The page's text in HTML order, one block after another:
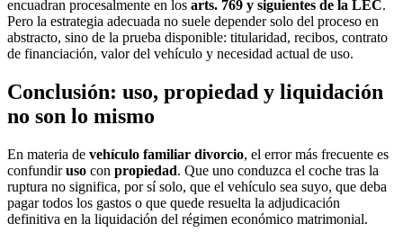
encuadran procesalmente en los arts. 769 y siguientes de la LEC.
Pero la estrategia adecuada no suele depender solo del proceso en
abstracto, sino de la prueba disponible: titularidad, recibos, contrato
de financiación, valor del vehículo y necesidad actual de uso.
Conclusión: uso, propiedad y liquidación
no son lo mismo
En materia de vehículo familiar divorcio, el error más frecuente es
confundiruso con propiedad. Que uno conduzca el coche tras la
ruptura no significa, por sí solo, que el vehículo sea suyo, que deba
pagar todos los gastos o que quede resuelta la adjudicación
definitiva en la liquidación del régimen económico matrimonial.